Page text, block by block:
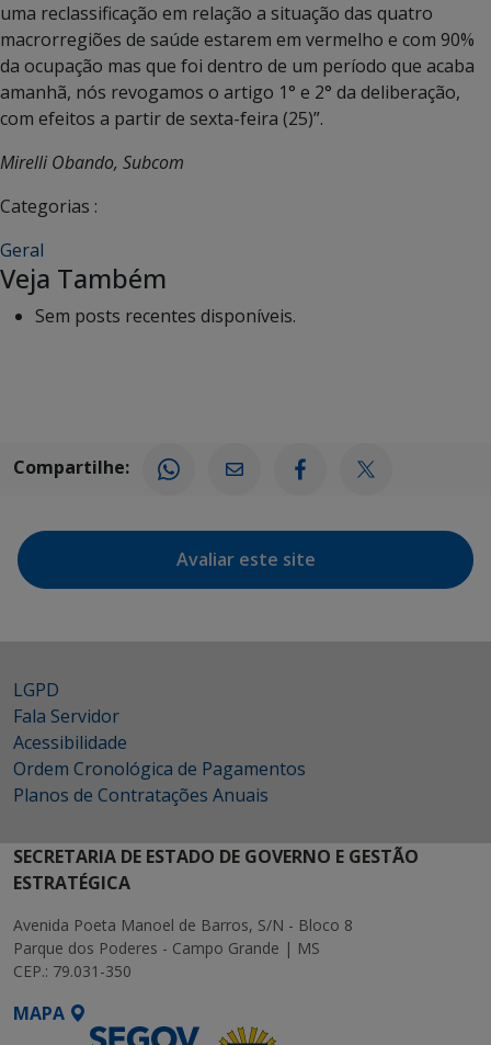
uma reclassificação em relação a situação das quatro
macrorregiões de saúde estarem em vermelho e com 90%
da ocupação mas que foi dentro de um período que acaba
amanhã, nós revogamos o artigo 1° e 2° da deliberação,
com efeitos a partir de sexta-feira (25)”.
Mirelli Obando, Subcom
Categorias :
Geral
Veja Também
Sem posts recentes disponíveis.
Compartilhe:
Avaliar este site
LGPD
Fala Servidor
Acessibilidade
Ordem Cronológica de Pagamentos
Planos de Contratações Anuais
SECRETARIA DE ESTADO DE GOVERNO E GESTÃO
ESTRATÉGICA
Avenida Poeta Manoel de Barros, S/N - Bloco 8
Parque dos Poderes - Campo Grande | MS
CEP.: 79.031-350
MAPA